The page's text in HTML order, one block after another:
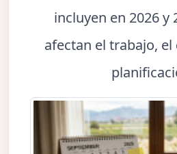
incluyen en 2026 y
afectan el trabajo,